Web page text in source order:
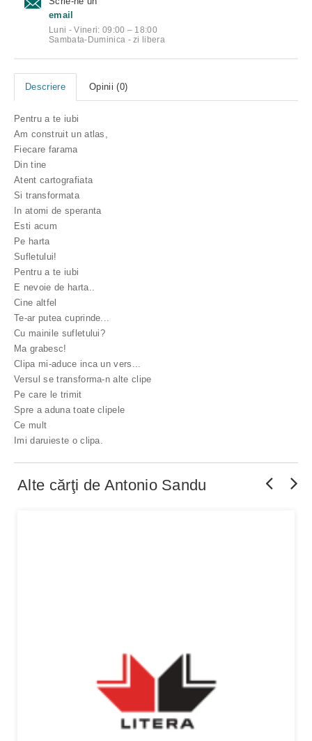
email
Luni - Vineri: 09:00 – 18:00
Sambata-Duminica - zi libera
Descriere Opinii (0)
Pentru a te iubi
Am construit un atlas,
Fiecare farama
Din tine
Atent cartografiata
Si transformata
In atomi de speranta
Esti acum
Pe harta
Sufletului!
Pentru a te iubi
E nevoie de harta..
Cine altfel
Te-ar putea cuprinde...
Cu mainile sufletului?
Ma grabesc!
Clipa mi-aduce inca un vers...
Versul se transforma-n alte clipe
Pe care le trimit
Spre a aduna toate clipele
Ce mult
Imi daruieste o clipa.
Alte cărţi de Antonio Sandu